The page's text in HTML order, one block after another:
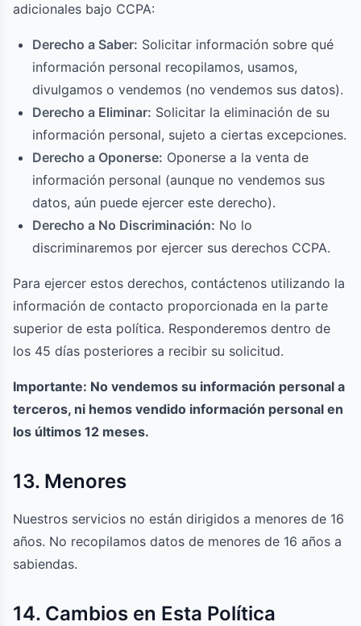
adicionales bajo CCPA:
Derecho a Saber: Solicitar información sobre qué
información personal recopilamos, usamos,
divulgamos o vendemos (no vendemos sus datos).
Derecho a Eliminar: Solicitar la eliminación de su
información personal, sujeto a ciertas excepciones.
Derecho a Oponerse: Oponerse a la venta de
información personal (aunque no vendemos sus
datos, aún puede ejercer este derecho).
Derecho a No Discriminación: No lo
discriminaremos por ejercer sus derechos CCPA.
Para ejercer estos derechos, contáctenos utilizando la
información de contacto proporcionada en la parte
superior de esta política. Responderemos dentro de
los 45 días posteriores a recibir su solicitud.
Importante: No vendemos su información personal a
terceros, ni hemos vendido información personal en
los últimos 12 meses.
13. Menores
Nuestros servicios no están dirigidos a menores de 16
años. No recopilamos datos de menores de 16 años a
sabiendas.
14. Cambios en Esta Política